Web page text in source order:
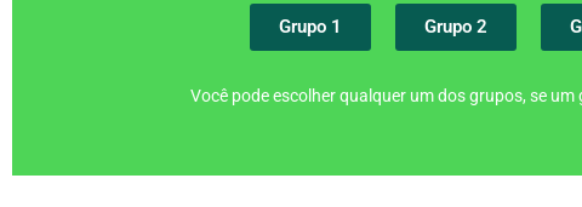
Grupo 1 Grupo 2
Você pode escolher qualquer um dos grupos, se